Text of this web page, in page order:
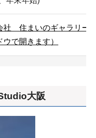
社 住まいのギャラリー
で開きます）
大阪